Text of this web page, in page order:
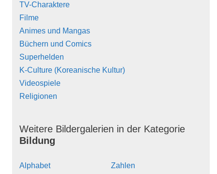
TV-Charaktere
Filme
Animes und Mangas
Büchern und Comics
Superhelden
K-Culture (Koreanische Kultur)
Videospiele
Religionen
Weitere Bildergalerien in der Kategorie
Bildung
Alphabet
Zahlen